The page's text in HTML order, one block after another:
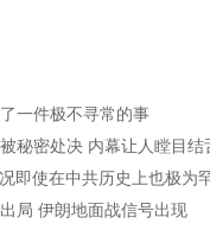
一件极不寻常的事
秘密处决 内幕让人瞠目结
即使在中共历史上也极为
局 伊朗地面战信号出现